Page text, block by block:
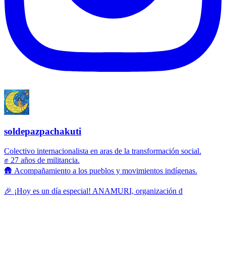
soldepazpachakuti
Colectivo internacionalista en aras de la transformación social.
✊ 27 años de militancia.
🛖 Acompañamiento a los pueblos y movimientos indígenas.
🎉 ¡Hoy es un día especial! ANAMURI, organización d